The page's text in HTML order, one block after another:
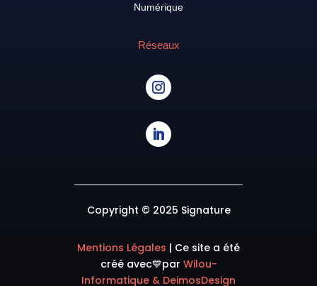
Numérique
Réseaux
Copyright © 2025 Signature
Mentions Légales | Ce site a été
créé avec💙par Wilou-
Informatique & DeimosDesign